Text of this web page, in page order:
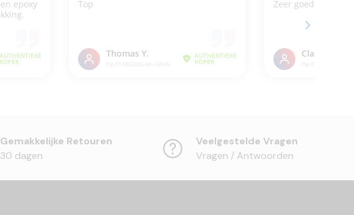
Gemakkelijke Retouren
30 dagen
Veelgestelde Vragen
Vragen / Antwoorden